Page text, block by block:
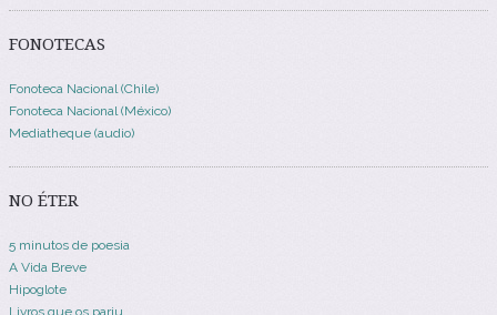
FONOTECAS
Fonoteca Nacional (Chile)
Fonoteca Nacional (México)
Mediatheque (audio)
NO ÉTER
5 minutos de poesia
A Vida Breve
Hipoglote
Livros que os pariu